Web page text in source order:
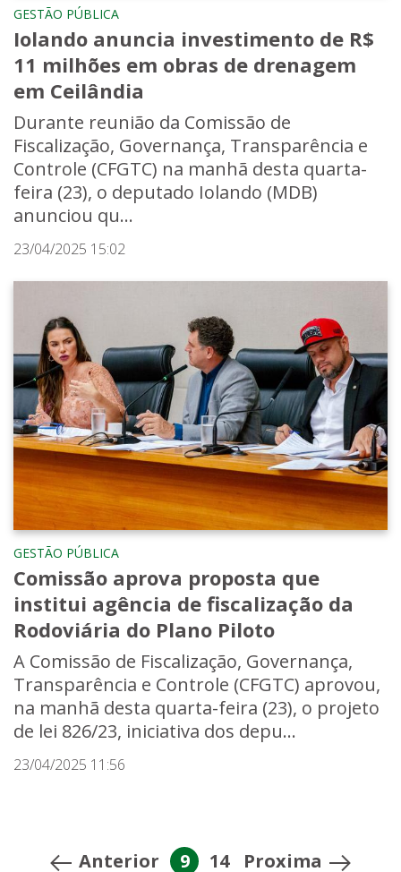
GESTÃO PÚBLICA
Iolando anuncia investimento de R$
11 milhões em obras de drenagem
em Ceilândia
Durante reunião da Comissão de
Fiscalização, Governança, Transparência e
Controle (CFGTC) na manhã desta quarta-
feira (23), o deputado Iolando (MDB)
anunciou qu...
23/04/2025 15:02
GESTÃO PÚBLICA
Comissão aprova proposta que
institui agência de fiscalização da
Rodoviária do Plano Piloto
A Comissão de Fiscalização, Governança,
Transparência e Controle (CFGTC) aprovou,
na manhã desta quarta-feira (23), o projeto
de lei 826/23, iniciativa dos depu...
23/04/2025 11:56
Anterior 9 14 Proxima